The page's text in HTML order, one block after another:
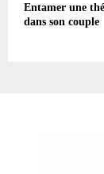
Entamer une
dans son couple